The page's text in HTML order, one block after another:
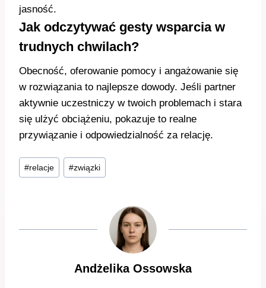
jasność.
Jak odczytywać gesty wsparcia w
trudnych chwilach?
Obecność, oferowanie pomocy i angażowanie się
w rozwiązania to najlepsze dowody. Jeśli partner
aktywnie uczestniczy w twoich problemach i stara
się ulżyć obciążeniu, pokazuje to realne
przywiązanie i odpowiedzialność za relację.
Tagi
wpisu:
#relacje #związki
Andżelika Ossowska